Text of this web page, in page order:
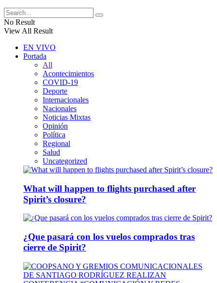
No Result
View All Result
EN VIVO
Portada
All
Acontecimientos
COVID-19
Deporte
Internacionales
Nacionales
Noticias Mixtas
Opinión
Política
Regional
Salud
Uncategorized
What will happen to flights purchased after
Spirit’s closure?
¿Que pasará con los vuelos comprados tras
cierre de Spirit?